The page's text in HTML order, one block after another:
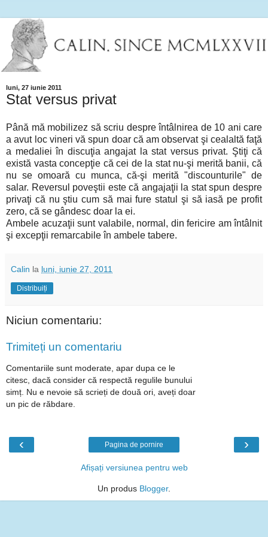
luni, 27 iunie 2011
Stat versus privat
Până mă mobilizez să scriu despre întâlnirea de 10 ani care
a avut loc vineri vă spun doar că am observat şi cealaltă faţă
a medaliei în discuţia angajat la stat versus privat. Ştiţi că
există vasta concepţie că cei de la stat nu-şi merită banii, că
nu se omoară cu munca, că-şi merită "discounturile" de
salar. Reversul poveştii este că angajaţii la stat spun despre
privaţi că nu ştiu cum să mai fure statul şi să iasă pe profit
zero, că se gândesc doar la ei.
Ambele acuzaţii sunt valabile, normal, din fericire am întâlnit
şi excepţii remarcabile în ambele tabere.
Calin la luni, iunie 27, 2011
Distribuiți
Niciun comentariu:
Trimiteți un comentariu
Comentariile sunt moderate, apar dupa ce le
citesc, dacă consider că respectă regulile bunului
simț. Nu e nevoie să scrieți de două ori, aveți doar
un pic de răbdare.
‹ ›
Pagina de pornire
Afișați versiunea pentru web
Un produs Blogger.